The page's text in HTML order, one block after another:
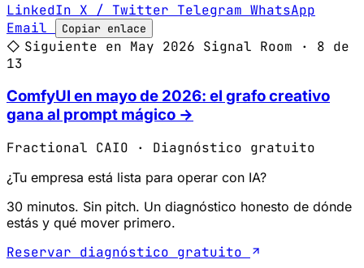
LinkedIn X / Twitter Telegram WhatsApp
Email
Copiar enlace
◇ Siguiente en May 2026 Signal Room · 8 de
13
ComfyUI en mayo de 2026: el grafo creativo
gana al prompt mágico →
Fractional CAIO · Diagnóstico gratuito
¿Tu empresa está lista para operar con IA?
30 minutos. Sin pitch. Un diagnóstico honesto de dónde
estás y qué mover primero.
Reservar diagnóstico gratuito